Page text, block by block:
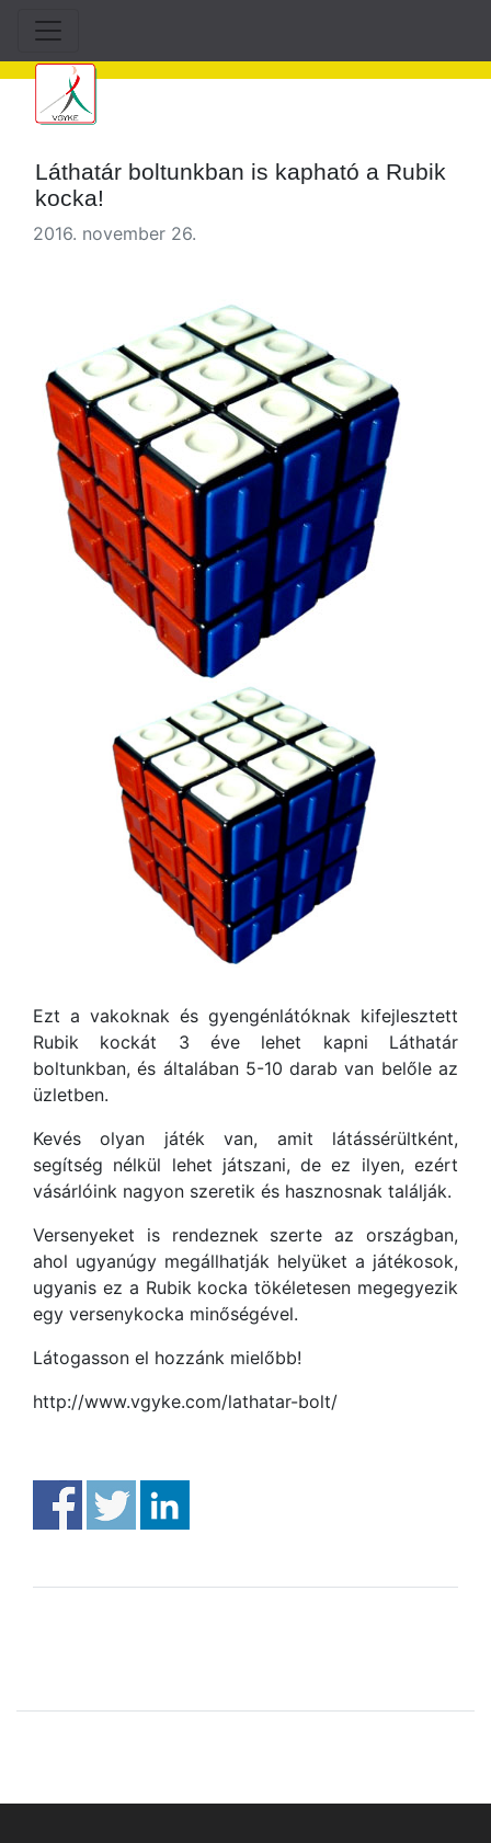
Láthatár boltunkban is kapható a Rubik
kocka!
2016. november 26.
Ezt a vakoknak és gyengénlátóknak kifejlesztett
Rubik kockát 3 éve lehet kapni Láthatár
boltunkban, és általában 5-10 darab van belőle az
üzletben.
Kevés olyan játék van, amit látássérültként,
segítség nélkül lehet játszani, de ez ilyen, ezért
vásárlóink nagyon szeretik és hasznosnak találják.
Versenyeket is rendeznek szerte az országban,
ahol ugyanúgy megállhatják helyüket a játékosok,
ugyanis ez a Rubik kocka tökéletesen megegyezik
egy versenykocka minőségével.
Látogasson el hozzánk mielőbb!
http://www.vgyke.com/lathatar-bolt/